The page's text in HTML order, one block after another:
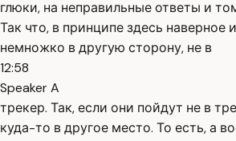
глюки, на неправильные ответы и
Так что, в принципе здесь наверное
немножко в другую сторону, не в
12:58
Speaker A
трекер. Так, если они пойдут не в
куда-то в другое место. То есть, а